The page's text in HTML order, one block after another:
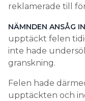
reklamerade till
NÄMNDEN ANSÅG
upptäckt felen
inte hade
granskning.
Felen hade
upptäckten och